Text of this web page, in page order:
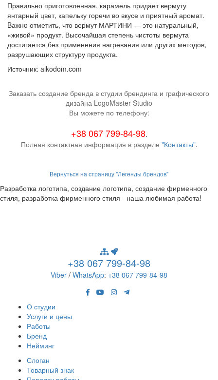
Правильно приготовленная, карамель придает вермуту
янтарный цвет, капельку горечи во вкусе и приятный аромат.
Bажнo отметить, что вермут МАРТИНИ — это натуральный,
«живой» продукт. Высочайшая степень чистоты вермута
достигается без применения нагревания или других методов,
разрушающих структуру продукта.
Источник: alkodom.com
Заказать создание бренда в студии брендинга и графического
дизайна LogoMaster Studio
Вы можете по телефону:
+38 067 799-84-98.
Полная контактная информация в разделе "Контакты".
Вернуться на страницу "Легенды брендов"
Разработка логотипа, создание логотипа, создание фирменного
стиля, разработка фирменного стиля - наша любимая работа!
+38 067 799-84-98
Viber / WhatsApp: +38 067 799-84-98
О студии
Услуги и цены
Работы
Бренд
Нейминг
Слоган
Товарный знак